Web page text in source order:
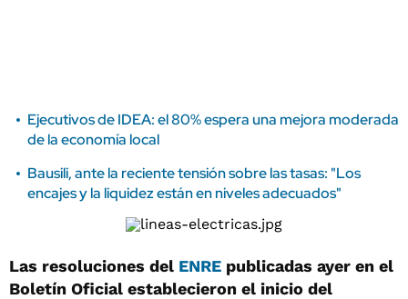
Ejecutivos de IDEA: el 80% espera una mejora moderada
de la economía local
Bausili, ante la reciente tensión sobre las tasas: "Los
encajes y la liquidez están en niveles adecuados"
Las resoluciones del ENRE publicadas ayer en el
Boletín Oficial establecieron el inicio del